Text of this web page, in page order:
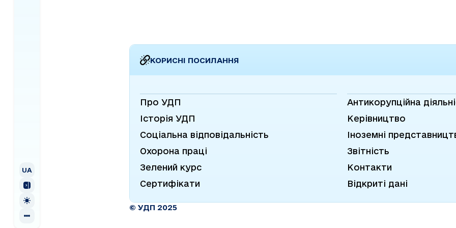
UAEN
КОРИСНІ ПОСИЛАННЯ
Про УДП
Історія УДП
Соціальна відповідальність
Охорона праці
Зелений курс
Сертифікати
Антикорупційна
Керівництво
Іноземні
Звітність
Контакти
Відкриті дані
© УДП 2025